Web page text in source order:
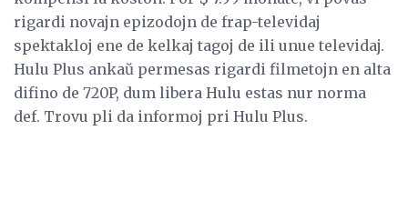
rigardi novajn epizodojn de frap-televidaj
spektakloj ene de kelkaj tagoj de ili unue televidaj.
Hulu Plus ankaŭ permesas rigardi filmetojn en alta
difino de 720P, dum libera Hulu estas nur norma
def. Trovu pli da informoj pri Hulu Plus.